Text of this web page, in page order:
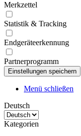
Merkzettel
Statistik & Tracking
Endgeräteerkennung
Partnerprogramm
Menü schließen
Deutsch
Kategorien